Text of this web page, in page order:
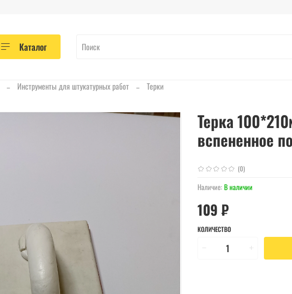
Каталог
Инструменты для штукатурных работ Терки
(0)
Наличие:В наличии
Терка
вспененное
109 ₽
КОЛИЧЕСТВО